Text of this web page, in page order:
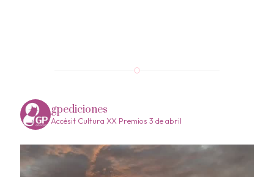
gpediciones
Accésit Cultura XX Premios 3 de abril